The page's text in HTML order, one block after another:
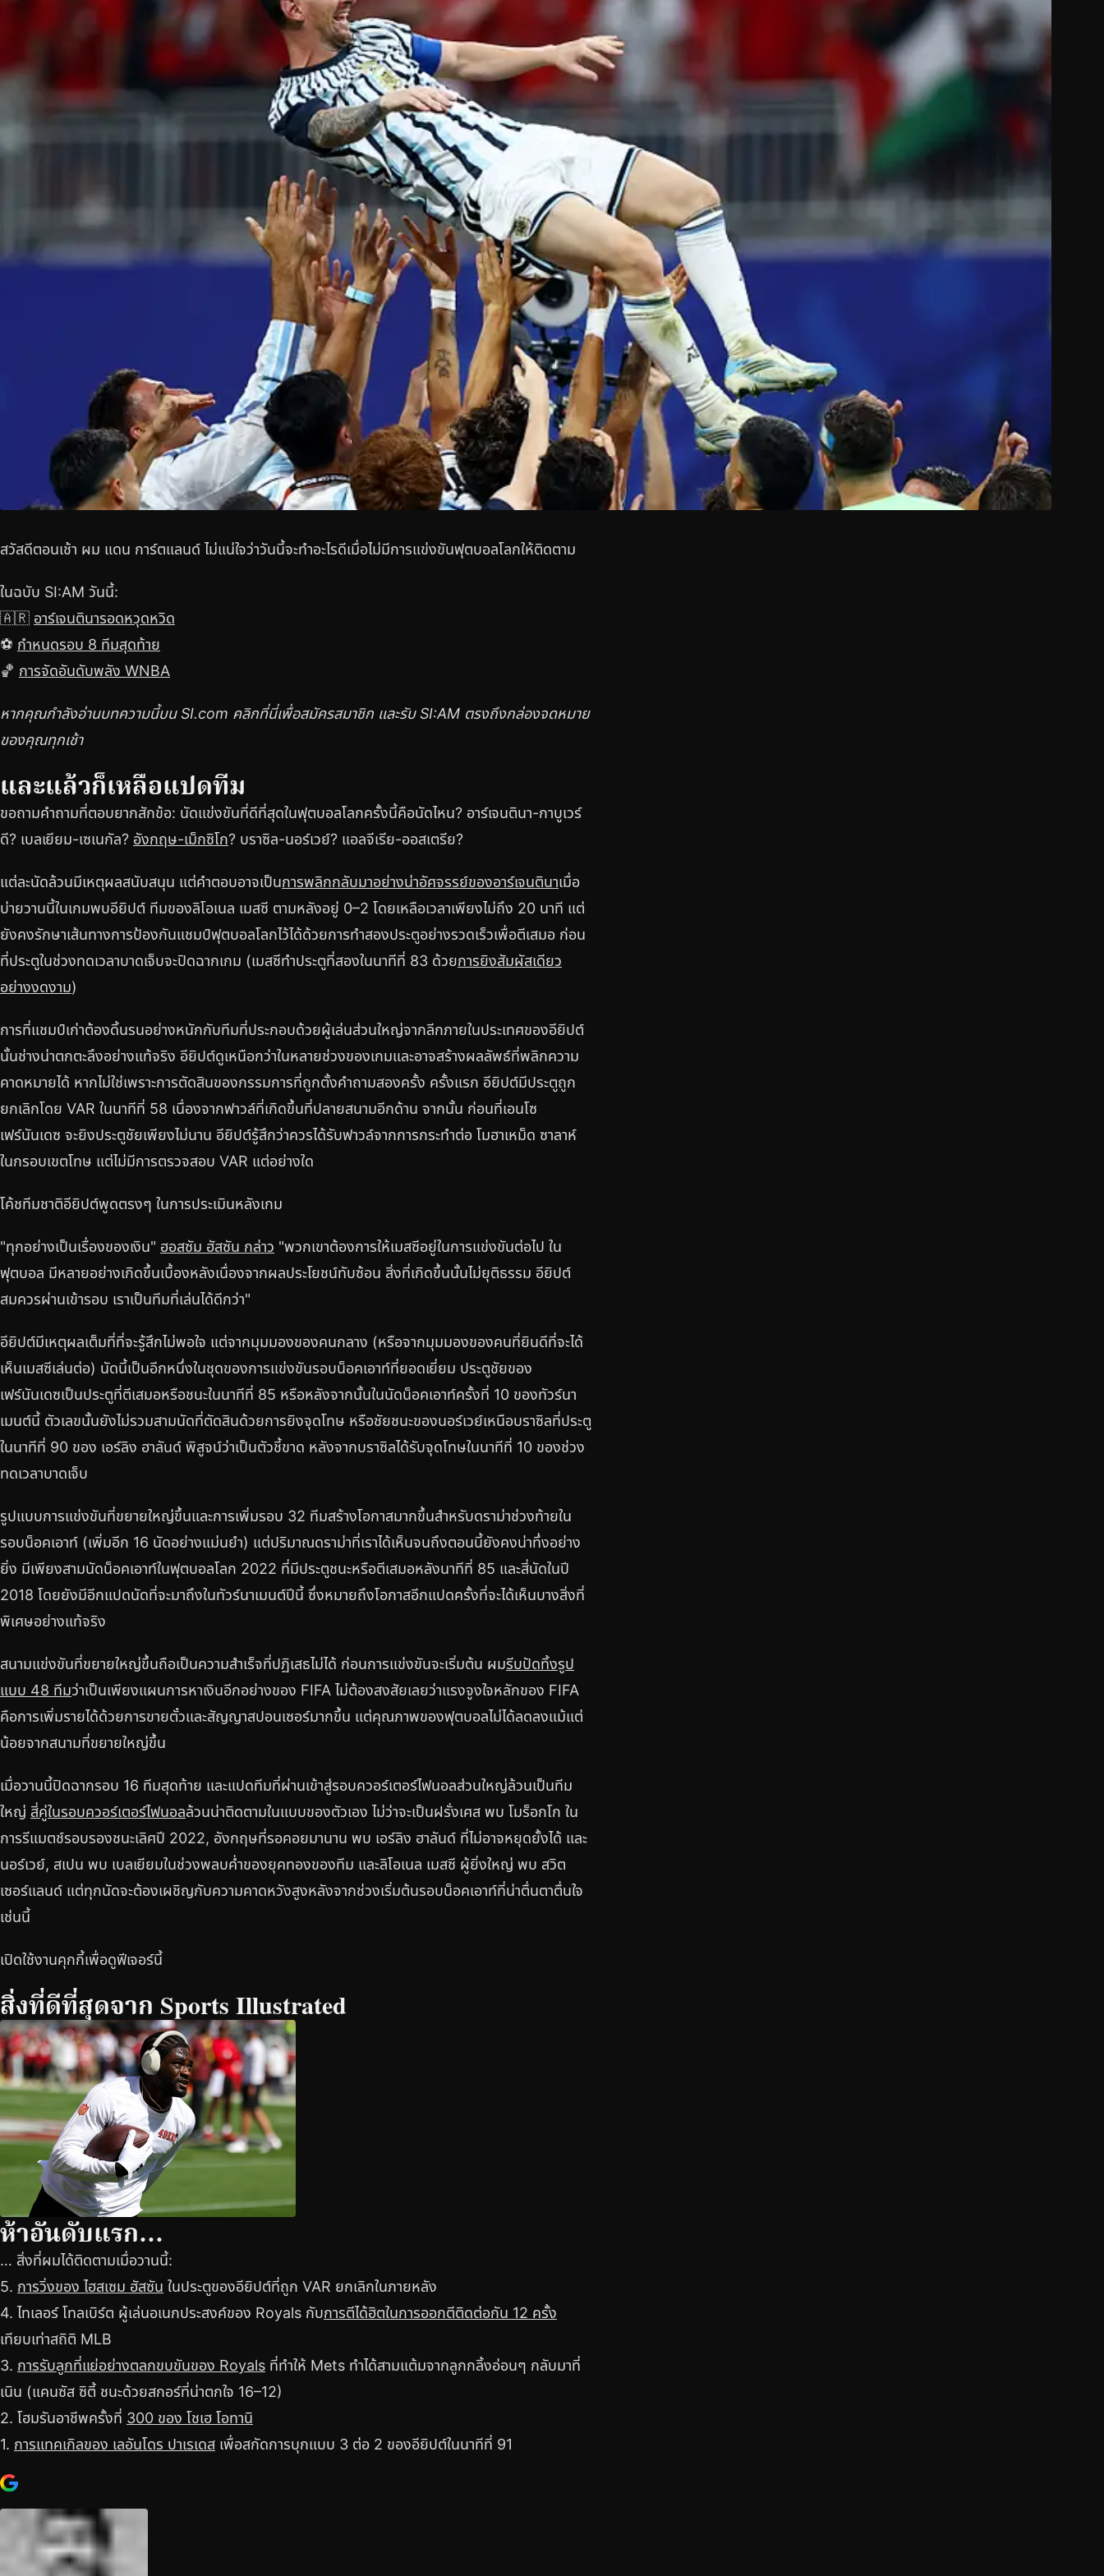
สวัสดีตอนเช้า ผม แดน การ์ตแลนด์ ไม่แน่ใจว่าวันนี้จะทำอะไรดีเมื่อไม่มีการแข่งขันฟุตบอลโลกให้ติดตาม
ในฉบับ SI:AM วันนี้:
🇦🇷 อาร์เจนตินารอดหวุดหวิด
⚽ กำหนดรอบ 8 ทีมสุดท้าย
🏀 การจัดอันดับพลัง WNBA
หากคุณกำลังอ่านบทความนี้บน SI.com คลิกที่นี่เพื่อสมัครสมาชิก และรับ SI:AM ตรงถึงกล่องจดหมาย
ของคุณทุกเช้า
และแล้วก็เหลือแปดทีม
ขอถามคำถามที่ตอบยากสักข้อ: นัดแข่งขันที่ดีที่สุดในฟุตบอลโลกครั้งนี้คือนัดไหน? อาร์เจนตินา-กาบูเวร์
ดี? เบลเยียม-เซเนกัล? อังกฤษ-เม็กซิโก? บราซิล-นอร์เวย์? แอลจีเรีย-ออสเตรีย?
แต่ละนัดล้วนมีเหตุผลสนับสนุน แต่คำตอบอาจเป็นการพลิกกลับมาอย่างน่าอัศจรรย์ของอาร์เจนตินาเมื่อ
บ่ายวานนี้ในเกมพบอียิปต์ ทีมของลิโอเนล เมสซี ตามหลังอยู่ 0–2 โดยเหลือเวลาเพียงไม่ถึง 20 นาที แต่
ยังคงรักษาเส้นทางการป้องกันแชมป์ฟุตบอลโลกไว้ได้ด้วยการทำสองประตูอย่างรวดเร็วเพื่อตีเสมอ ก่อน
ที่ประตูในช่วงทดเวลาบาดเจ็บจะปิดฉากเกม (เมสซีทำประตูที่สองในนาทีที่ 83 ด้วยการยิงสัมผัสเดียว
อย่างงดงาม)
การที่แชมป์เก่าต้องดิ้นรนอย่างหนักกับทีมที่ประกอบด้วยผู้เล่นส่วนใหญ่จากลีกภายในประเทศของอียิปต์
นั้นช่างน่าตกตะลึงอย่างแท้จริง อียิปต์ดูเหนือกว่าในหลายช่วงของเกมและอาจสร้างผลลัพธ์ที่พลิกความ
คาดหมายได้ หากไม่ใช่เพราะการตัดสินของกรรมการที่ถูกตั้งคำถามสองครั้ง ครั้งแรก อียิปต์มีประตูถูก
ยกเลิกโดย VAR ในนาทีที่ 58 เนื่องจากฟาวล์ที่เกิดขึ้นที่ปลายสนามอีกด้าน จากนั้น ก่อนที่เอนโซ
เฟร์นันเดซ จะยิงประตูชัยเพียงไม่นาน อียิปต์รู้สึกว่าควรได้รับฟาวล์จากการกระทำต่อ โมฮาเหม็ด ซาลาห์
ในกรอบเขตโทษ แต่ไม่มีการตรวจสอบ VAR แต่อย่างใด
โค้ชทีมชาติอียิปต์พูดตรงๆ ในการประเมินหลังเกม
"ทุกอย่างเป็นเรื่องของเงิน" ฮอสซัม ฮัสซัน กล่าว "พวกเขาต้องการให้เมสซีอยู่ในการแข่งขันต่อไป ใน
ฟุตบอล มีหลายอย่างเกิดขึ้นเบื้องหลังเนื่องจากผลประโยชน์ทับซ้อน สิ่งที่เกิดขึ้นนั้นไม่ยุติธรรม อียิปต์
สมควรผ่านเข้ารอบ เราเป็นทีมที่เล่นได้ดีกว่า"
อียิปต์มีเหตุผลเต็มที่ที่จะรู้สึกไม่พอใจ แต่จากมุมมองของคนกลาง (หรือจากมุมมองของคนที่ยินดีที่จะได้
เห็นเมสซีเล่นต่อ) นัดนี้เป็นอีกหนึ่งในชุดของการแข่งขันรอบน็อคเอาท์ที่ยอดเยี่ยม ประตูชัยของ
เฟร์นันเดซเป็นประตูที่ตีเสมอหรือชนะในนาทีที่ 85 หรือหลังจากนั้นในนัดน็อคเอาท์ครั้งที่ 10 ของทัวร์นา
เมนต์นี้ ตัวเลขนั้นยังไม่รวมสามนัดที่ตัดสินด้วยการยิงจุดโทษ หรือชัยชนะของนอร์เวย์เหนือบราซิลที่ประตู
ในนาทีที่ 90 ของ เอร์ลิง ฮาลันด์ พิสูจน์ว่าเป็นตัวชี้ขาด หลังจากบราซิลได้รับจุดโทษในนาทีที่ 10 ของช่วง
ทดเวลาบาดเจ็บ
รูปแบบการแข่งขันที่ขยายใหญ่ขึ้นและการเพิ่มรอบ 32 ทีมสร้างโอกาสมากขึ้นสำหรับดราม่าช่วงท้ายใน
รอบน็อคเอาท์ (เพิ่มอีก 16 นัดอย่างแม่นยำ) แต่ปริมาณดราม่าที่เราได้เห็นจนถึงตอนนี้ยังคงน่าทึ่งอย่าง
ยิ่ง มีเพียงสามนัดน็อคเอาท์ในฟุตบอลโลก 2022 ที่มีประตูชนะหรือตีเสมอหลังนาทีที่ 85 และสี่นัดในปี
2018 โดยยังมีอีกแปดนัดที่จะมาถึงในทัวร์นาเมนต์ปีนี้ ซึ่งหมายถึงโอกาสอีกแปดครั้งที่จะได้เห็นบางสิ่งที่
พิเศษอย่างแท้จริง
สนามแข่งขันที่ขยายใหญ่ขึ้นถือเป็นความสำเร็จที่ปฏิเสธไม่ได้ ก่อนการแข่งขันจะเริ่มต้น ผมรีบปัดทิ้งรูป
แบบ 48 ทีมว่าเป็นเพียงแผนการหาเงินอีกอย่างของ FIFA ไม่ต้องสงสัยเลยว่าแรงจูงใจหลักของ FIFA
คือการเพิ่มรายได้ด้วยการขายตั๋วและสัญญาสปอนเซอร์มากขึ้น แต่คุณภาพของฟุตบอลไม่ได้ลดลงแม้แต่
น้อยจากสนามที่ขยายใหญ่ขึ้น
เมื่อวานนี้ปิดฉากรอบ 16 ทีมสุดท้าย และแปดทีมที่ผ่านเข้าสู่รอบควอร์เตอร์ไฟนอลส่วนใหญ่ล้วนเป็นทีม
ใหญ่ สี่คู่ในรอบควอร์เตอร์ไฟนอลล้วนน่าติดตามในแบบของตัวเอง ไม่ว่าจะเป็นฝรั่งเศส พบ โมร็อกโก ใน
การรีแมตช์รอบรองชนะเลิศปี 2022, อังกฤษที่รอคอยมานาน พบ เอร์ลิง ฮาลันด์ ที่ไม่อาจหยุดยั้งได้ และ
นอร์เวย์, สเปน พบ เบลเยียมในช่วงพลบค่ำของยุคทองของทีม และลิโอเนล เมสซี ผู้ยิ่งใหญ่ พบ สวิต
เซอร์แลนด์ แต่ทุกนัดจะต้องเผชิญกับความคาดหวังสูงหลังจากช่วงเริ่มต้นรอบน็อคเอาท์ที่น่าตื่นตาตื่นใจ
เช่นนี้
เปิดใช้งานคุกกี้เพื่อดูฟีเจอร์นี้
สิ่งที่ดีที่สุดจาก Sports Illustrated
ห้าอันดับแรก…
… สิ่งที่ผมได้ติดตามเมื่อวานนี้:
5. การวิ่งของ ไฮสเซม ฮัสซัน ในประตูของอียิปต์ที่ถูก VAR ยกเลิกในภายหลัง
4. ไทเลอร์ โทลเบิร์ต ผู้เล่นอเนกประสงค์ของ Royals กับการตีได้ฮิตในการออกตีติดต่อกัน 12 ครั้ง
เทียบเท่าสถิติ MLB
3. การรับลูกที่แย่อย่างตลกขบขันของ Royals ที่ทำให้ Mets ทำได้สามแต้มจากลูกกลิ้งอ่อนๆ กลับมาที่
เนิน (แคนซัส ซิตี้ ชนะด้วยสกอร์ที่น่าตกใจ 16–12)
2. โฮมรันอาชีพครั้งที่ 300 ของ โชเฮ โอทานิ
1. การแทคเกิลของ เลอันโดร ปาเรเดส เพื่อสกัดการบุกแบบ 3 ต่อ 2 ของอียิปต์ในนาทีที่ 91